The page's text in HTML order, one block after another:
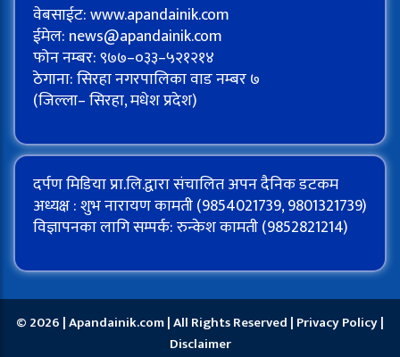
वेबसाईट: www.apandainik.com
ईमेल: news@apandainik.com
फोन नम्बर: ९७७–०३३–५२१२१४
ठेगाना: सिरहा नगरपालिका वाड नम्बर ७
(जिल्ला– सिरहा, मधेश प्रदेश)
दर्पण मिडिया प्रा.लि.द्वारा संचालित अपन दैनिक डटकम
अध्यक्ष : शुभ नारायण कामती (9854021739, 9801321739)
विज्ञापनका लागि सम्पर्क: रुन्केश कामती (9852821214)
© 2026 | Apandainik.com | All Rights Reserved | Privacy Policy|
Disclaimer